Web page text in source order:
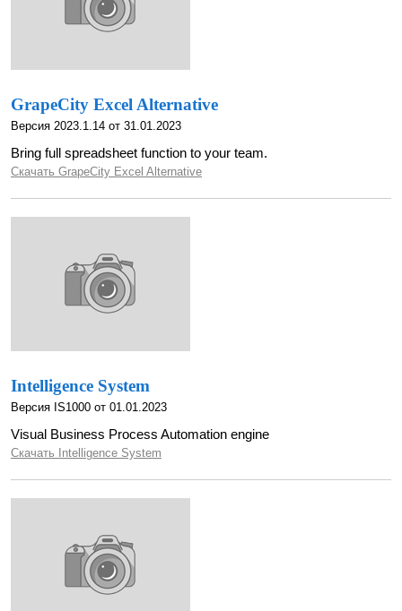
GrapeCity Excel Alternative
Версия 2023.1.14 от 31.01.2023
Bring full spreadsheet function to your team.
Скачать GrapeCity Excel Alternative
Intelligence System
Версия IS1000 от 01.01.2023
Visual Business Process Automation engine
Скачать Intelligence System